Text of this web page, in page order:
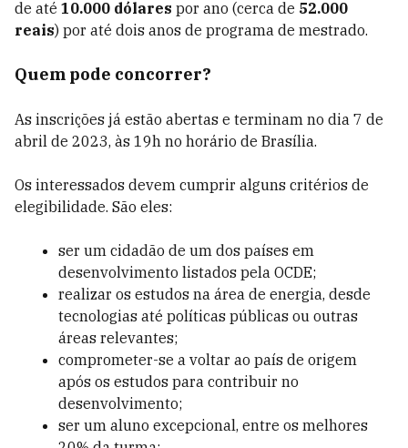
de até 10.000 dólares por ano (cerca de 52.000
reais) por até dois anos de programa de mestrado.
Quem pode concorrer?
As inscrições já estão abertas e terminam no dia 7 de
abril de 2023, às 19h no horário de Brasília.
Os interessados devem cumprir alguns critérios de
elegibilidade. São eles:
ser um cidadão de um dos países em
desenvolvimento listados pela OCDE;
realizar os estudos na área de energia, desde
tecnologias até políticas públicas ou outras
áreas relevantes;
comprometer-se a voltar ao país de origem
após os estudos para contribuir no
desenvolvimento;
ser um aluno excepcional, entre os melhores